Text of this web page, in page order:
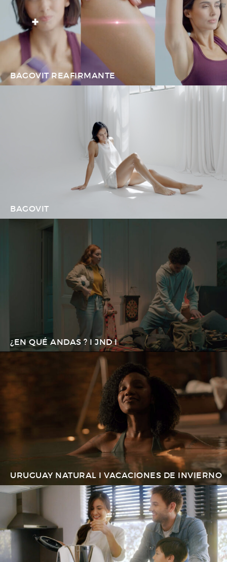
BAGOVIT REAFIRMANTE
BAGOVIT
¿EN QUÉ ANDAS ? I JND I
URUGUAY NATURAL I VACACIONES DE INVIERNO